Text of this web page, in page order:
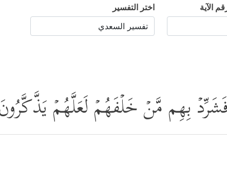
الآية اختر التفسير
بِهِم مَّنۡ خَلۡفَهُمۡ لَعَلَّهُمۡ یَذَّكَّرُونَ